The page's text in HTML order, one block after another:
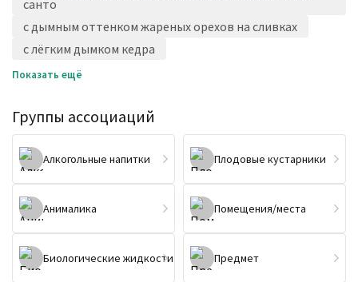
санто
с дымным оттенком жареных орехов на сливках
с лёгким дымком кедра
Показать ещё
Группы ассоциаций
Алкогольные напитки
Анималика
Биологические жидкости
Плодовые кустарники
Помещения/места
Предмет